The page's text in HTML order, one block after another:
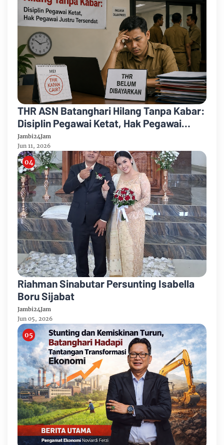
THR ASN Batanghari Hilang Tanpa Kabar:
Disiplin Pegawai Ketat, Hak Pegawai
Justru Tersendat
Jambi24Jam
Jun 11, 2026
Riahman Sinabutar Persunting Isabella
Boru Sijabat
Jambi24Jam
Jun 05, 2026